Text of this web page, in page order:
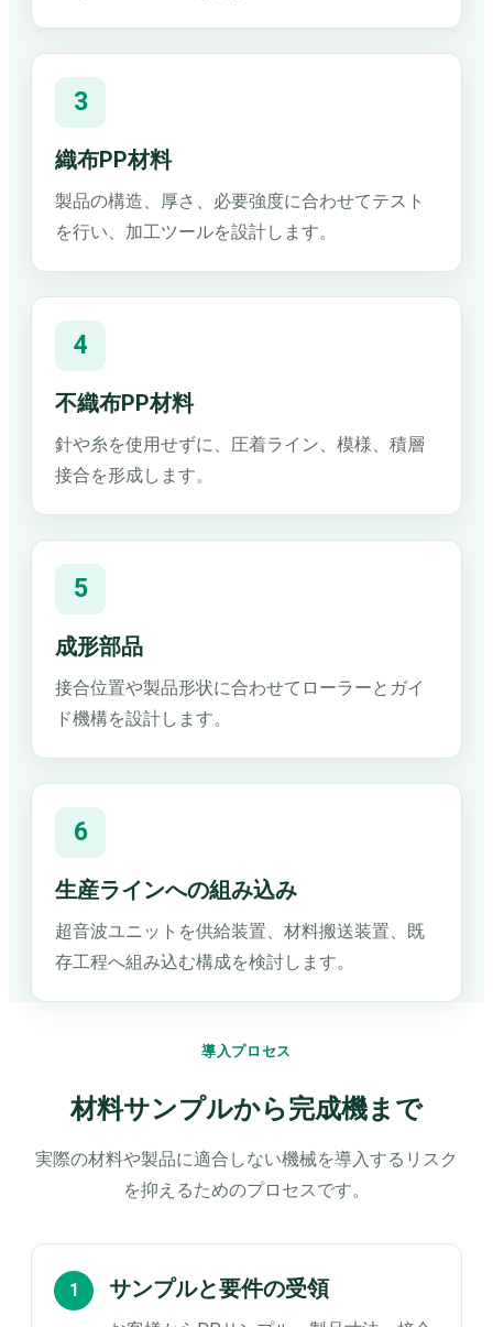
3
織布PP材料
製品の構造、厚さ、必要強度に合わせてテスト
を行い、加工ツールを設計します。
4
不織布PP材料
針や糸を使用せずに、圧着ライン、模様、積層
接合を形成します。
5
成形部品
接合位置や製品形状に合わせてローラーとガイ
ド機構を設計します。
6
生産ラインへの組み込み
超音波ユニットを供給装置、材料搬送装置、既
存工程へ組み込む構成を検討します。
導入プロセス
材料サンプルから完成機まで
実際の材料や製品に適合しない機械を導入するリスク
を抑えるためのプロセスです。
サンプルと要件の受領